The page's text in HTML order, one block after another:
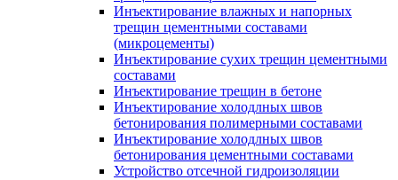
Инъектирование влажных и напорных
трещин цементными составами
(микроцементы)
Инъектирование сухих трещин цементными
составами
Инъектирование трещин в бетоне
Инъектирование холодлных швов
бетонирования полимерными составами
Инъектирование холодлных швов
бетонирования цементными составами
Устройство отсечной гидроизоляции